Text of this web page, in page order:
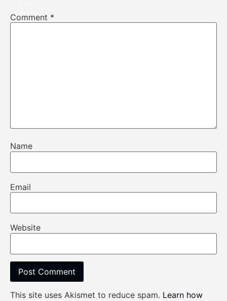
Comment *
Name
Email
Website
This site uses Akismet to reduce spam. Learn how